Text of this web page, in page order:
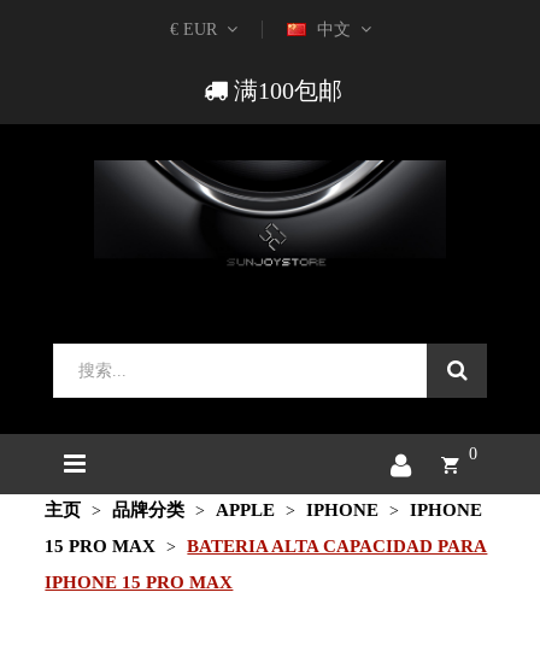
€ EUR 中文
满100包邮
0
主页 品牌分类 APPLE IPHONE
IPHONE
15 PRO MAX
BATERIA ALTA CAPACIDAD PARA
IPHONE 15 PRO MAX